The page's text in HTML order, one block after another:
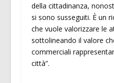
della cittadinanza,
si sono susseguiti. È un
che vuole valorizzare le
sottolineando il valore
commerciali
città”.